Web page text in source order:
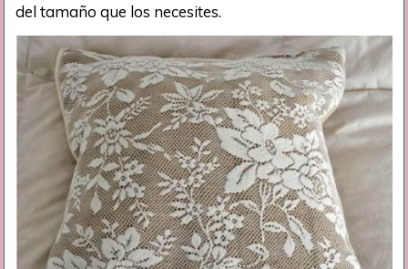
del tamaño que los necesites.